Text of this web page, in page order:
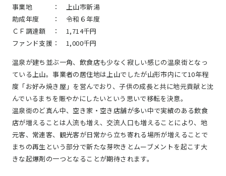
事業地 ：
上山市新湯
助成年度 ：令和６年度
ＣＦ調達額 ： 1,714千円
ファンド支援： 1,000千円
温泉が建ち並ぶ一角、飲食店も少なく寂しい感じの温泉街となっ
ている上山。事業者の居住地は上山でしたが山形市内にて10年程
度「お好み焼き屋」を営んでおり、子供の成長と共に地元貢献と沈
んでいるまちを賑やかにしたいという思いで移転を決意。
温泉街のど真ん中、空き家・空き店舗が多い中で実績のある飲食
店が増えることは人流も増え、交流人口も増えることにより、地
元客、常連客、観光客が日常から立ち寄れる場所が増えることで
まちの再生という部分で新たな芽吹きとムーブメントを起こす大
きな起爆剤の一つとなることが期待されます。